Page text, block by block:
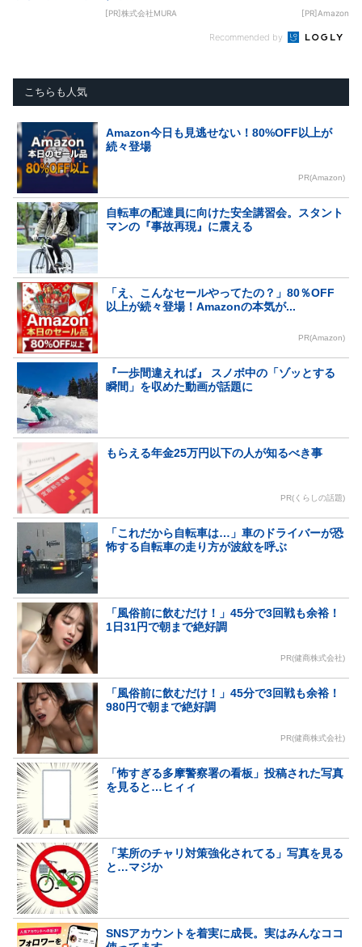
[PR]株式会社MURA [PR]Amazon
Recommended by
こちらも人気
Amazon今日も見逃せない！80%OFF以上が
続々登場
PR(Amazon)
自転車の配達員に向けた安全講習会。スタント
マンの『事故再現』に震える
「え、こんなセールやってたの？」80％OFF
以上が続々登場！Amazonの本気が...
PR(Amazon)
『一歩間違えれば』 スノボ中の「ゾッとする
瞬間」を収めた動画が話題に
もらえる年金25万円以下の人が知るべき事
PR(くらしの話題)
「これだから自転車は…」車のドライバーが恐
怖する自転車の走り方が波紋を呼ぶ
「風俗前に飲むだけ！」45分で3回戦も余裕！
1日31円で朝まで絶好調
PR(健商株式会社)
「風俗前に飲むだけ！」45分で3回戦も余裕！
980円で朝まで絶好調
PR(健商株式会社)
「怖すぎる多摩警察署の看板」投稿された写真
を見ると…ヒィィ
「某所のチャリ対策強化されてる」写真を見る
と…マジか
SNSアカウントを着実に成長。実はみんなココ